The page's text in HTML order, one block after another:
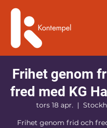
Frihet genom
fred med KG
tors 18 apr.
  |
Frihet genom frid och